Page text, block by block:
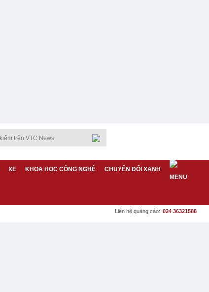
XE KHOA HỌC CÔNG NGHỆ CHUYỂN ĐỔI XANH
Liên hệ quảng cáo: 024 36321588